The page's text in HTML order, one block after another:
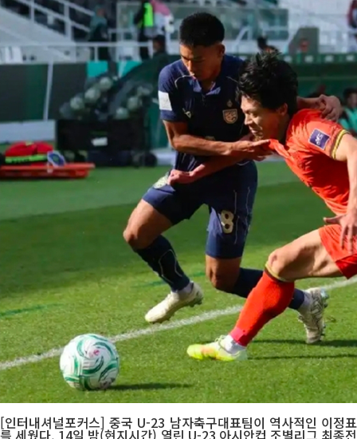
[인터내셔널포커스] 중국 U-23 남자축구대표팀이 역사적인 이정표